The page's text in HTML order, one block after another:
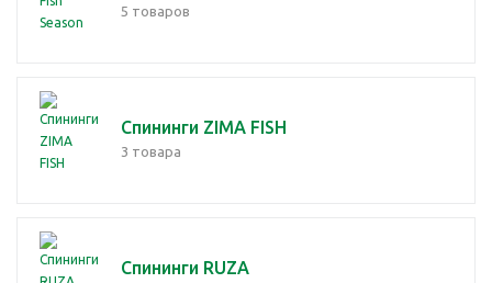
5 товаров
Спининги ZIMA FISH
3 товара
Спининги RUZA